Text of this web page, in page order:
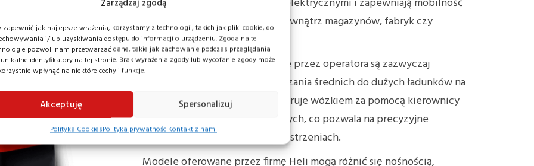
Zarządzaj zgodą
zapewnić jak najlepsze wrażenia, korzystamy z technologii, takich jak pliki cookie, do
i/lub uzyskiwania dostępu do informacji o urządzeniu. Zgoda na te
pozwoli nam przetwarzać dane, takie jak zachowanie podczas przeglądania
identyfikatory na tej stronie. Brak wyrażenia zgody lub wycofanie zgody może
wpłynąć na niektóre cechy i funkcje.
Akceptuję Spersonalizuj
Polityka CookiesPolityka prywatnościKontakt z nami
oraz łatwość manewrowania wewnątrz magazynów, fabryk czy
centrów dystrybucyjnych.
Wózki elektryczne prowadzone przez operatora są zazwyczaj
zaprojektowane do przemieszczania średnich do dużych ładunków na
krótkie odległości. Operator steruje wózkiem za pomocą kierownicy
lub innych elementów sterujących, co pozwala na precyzyjne
manewrowanie w ciasnych przestrzeniach.
Modele oferowane przez firmę Heli mogą różnić się nośnością,